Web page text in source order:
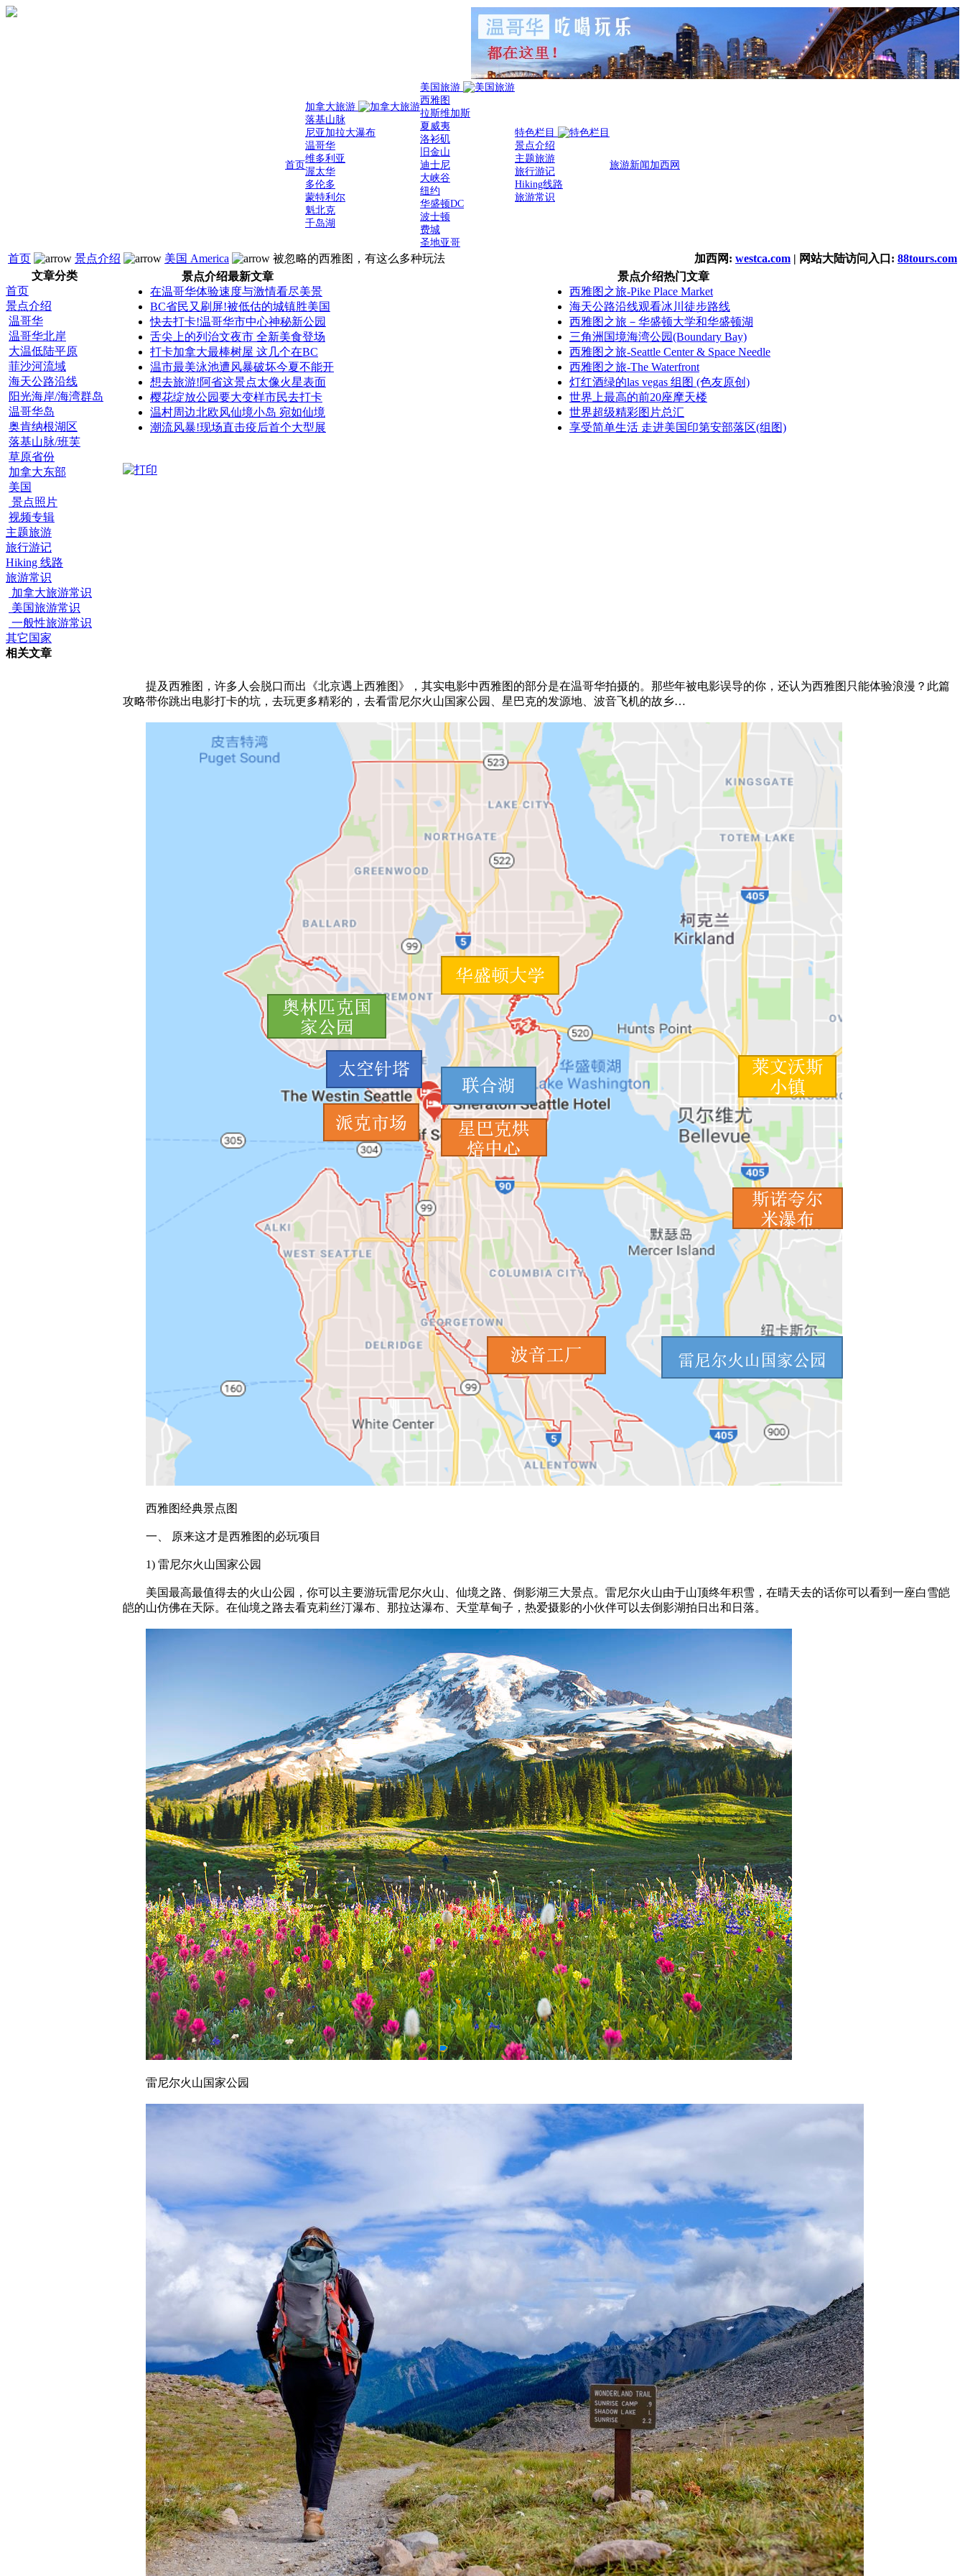
首页
加拿大旅游
落基山脉
尼亚加拉大瀑布
温哥华
维多利亚
渥太华
多伦多
蒙特利尔
魁北克
千岛湖
美国旅游
西雅图
拉斯维加斯
夏威夷
洛衫矶
旧金山
迪士尼
大峡谷
纽约
华盛顿DC
波士顿
费城
圣地亚哥
特色栏目
景点介绍
主题旅游
旅行游记
Hiking线路
旅游常识
旅游新闻 加西网
首页 景点介绍 美国 America 被忽略的西雅图，有这么多种玩法 加西网: westca.com | 网站大陆访问入口: 88tours.com
文章分类
首页
景点介绍
温哥华
温哥华北岸
大温低陆平原
菲沙河流域
海天公路沿线
阳光海岸/海湾群岛
温哥华岛
奥肯纳根湖区
落基山脉/班芙
草原省份
加拿大东部
美国
景点照片
视频专辑
主题旅游
旅行游记
Hiking 线路
旅游常识
加拿大旅游常识
美国旅游常识
一般性旅游常识
其它国家
相关文章
景点介绍最新文章
在温哥华体验速度与激情看尽美景
BC省民又刷屏!被低估的城镇胜美国
快去打卡!温哥华市中心神秘新公园
舌尖上的列治文夜市 全新美食登场
打卡加拿大最棒树屋 这几个在BC
温市最美泳池遭风暴破坏今夏不能开
想去旅游!阿省这景点太像火星表面
樱花绽放公园要大变样市民去打卡
温村周边北欧风仙境小岛 宛如仙境
潮流风暴!现场直击疫后首个大型展
景点介绍热门文章
西雅图之旅-Pike Place Market
海天公路沿线观看冰川徒步路线
西雅图之旅－华盛顿大学和华盛顿湖
三角洲国境海湾公园(Boundary Bay)
西雅图之旅-Seattle Center & Space Needle
西雅图之旅-The Waterfront
灯红酒绿的las vegas 组图 (色友原创)
世界上最高的前20座摩天楼
世界超级精彩图片总汇
享受简单生活 走进美国印第安部落区(组图)
提及西雅图，许多人会脱口而出《北京遇上西雅图》，其实电影中西雅图的部分是在温哥华拍摄的。那些年被电影误导的你，还认为西雅图只能体验浪漫？此篇
攻略带你跳出电影打卡的坑，去玩更多精彩的，去看雷尼尔火山国家公园、星巴克的发源地、波音飞机的故乡…
西雅图经典景点图
一、 原来这才是西雅图的必玩项目
1) 雷尼尔火山国家公园
美国最高最值得去的火山公园，你可以主要游玩雷尼尔火山、仙境之路、倒影湖三大景点。雷尼尔火山由于山顶终年积雪，在晴天去的话你可以看到一座白雪皑
皑的山仿佛在天际。在仙境之路去看克莉丝汀瀑布、那拉达瀑布、天堂草甸子，热爱摄影的小伙伴可以去倒影湖拍日出和日落。
雷尼尔火山国家公园